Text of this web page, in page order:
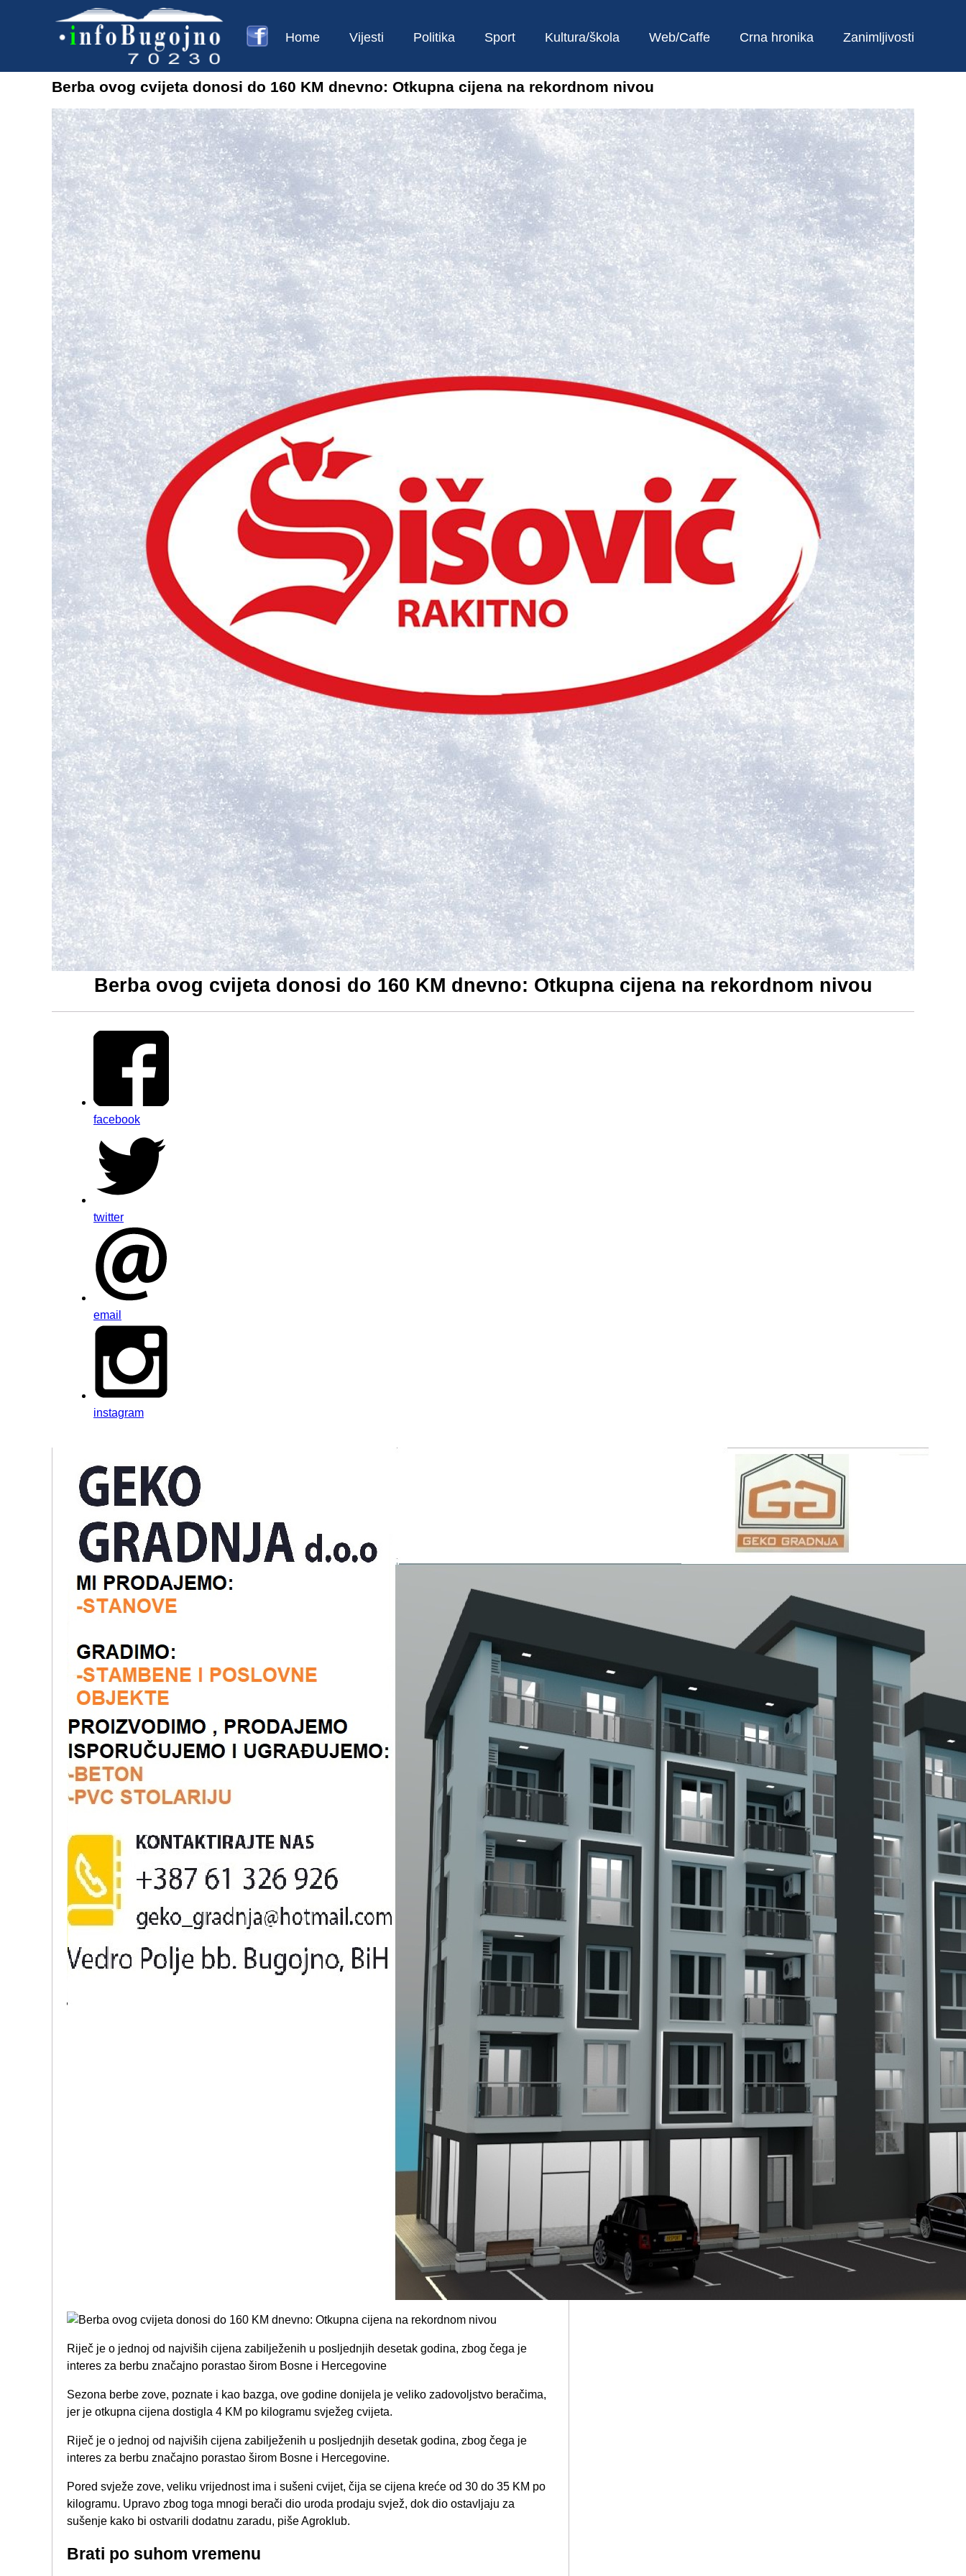
Home Vijesti Politika Sport Kultura/škola Web/Caffe Crna hronika Zanimljivosti
Berba ovog cvijeta donosi do 160 KM dnevno: Otkupna cijena na rekordnom nivou
Berba ovog cvijeta donosi do 160 KM dnevno: Otkupna cijena na rekordnom nivou
facebook
twitter
email
instagram
Riječ je o jednoj od najviših cijena zabilježenih u posljednjih desetak godina, zbog čega je
interes za berbu značajno porastao širom Bosne i Hercegovine
Sezona berbe zove, poznate i kao bazga, ove godine donijela je veliko zadovoljstvo beračima,
jer je otkupna cijena dostigla 4 KM po kilogramu svježeg cvijeta.
Riječ je o jednoj od najviših cijena zabilježenih u posljednjih desetak godina, zbog čega je
interes za berbu značajno porastao širom Bosne i Hercegovine.
Pored svježe zove, veliku vrijednost ima i sušeni cvijet, čija se cijena kreće od 30 do 35 KM po
kilogramu. Upravo zbog toga mnogi berači dio uroda prodaju svjež, dok dio ostavljaju za
sušenje kako bi ostvarili dodatnu zaradu, piše Agroklub.
Brati po suhom vremenu